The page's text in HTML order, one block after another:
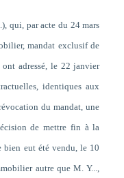
qui, par acte du 24 mars
mandat exclusif de
adressé, le 22 janvier
identiques aux
du mandat, une
de mettre fin à la
bien eut été vendu, le 10
autre que M. Y...,